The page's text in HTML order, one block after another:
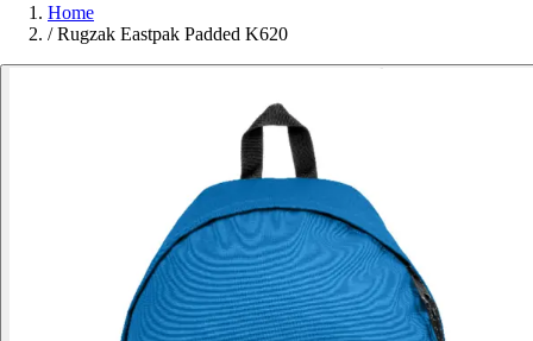
Home
/ Rugzak Eastpak Padded K620